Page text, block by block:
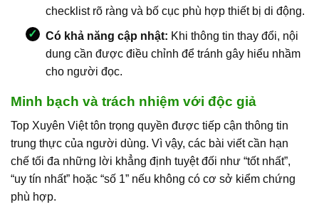
checklist rõ ràng và bố cục phù hợp thiết bị di động.
Có khả năng cập nhật: Khi thông tin thay đổi, nội
dung cần được điều chỉnh để tránh gây hiểu nhầm
cho người đọc.
Minh bạch và trách nhiệm với độc giả
Top Xuyên Việt tôn trọng quyền được tiếp cận thông tin
trung thực của người dùng. Vì vậy, các bài viết cần hạn
chế tối đa những lời khẳng định tuyệt đối như “tốt nhất”,
“uy tín nhất” hoặc “số 1” nếu không có cơ sở kiểm chứng
phù hợp.